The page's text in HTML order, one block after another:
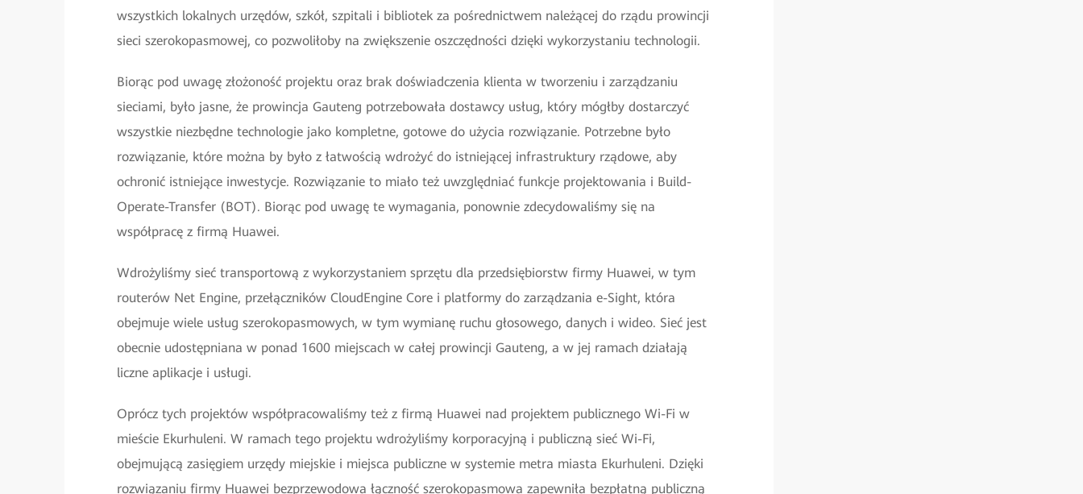
wszystkich lokalnych urzędów, szkół, szpitali i bibliotek za pośrednictwem należącej do rządu prowincji
sieci szerokopasmowej, co pozwoliłoby na zwiększenie oszczędności dzięki wykorzystaniu technologii.
Biorąc pod uwagę złożoność projektu oraz brak doświadczenia klienta w tworzeniu i zarządzaniu
sieciami, było jasne, że prowincja Gauteng potrzebowała dostawcy usług, który mógłby dostarczyć
wszystkie niezbędne technologie jako kompletne, gotowe do użycia rozwiązanie. Potrzebne było
rozwiązanie, które można by było z łatwością wdrożyć do istniejącej infrastruktury rządowe, aby
ochronić istniejące inwestycje. Rozwiązanie to miało też uwzględniać funkcje projektowania i Build-
Operate-Transfer (BOT). Biorąc pod uwagę te wymagania, ponownie zdecydowaliśmy się na
współpracę z firmą Huawei.
Wdrożyliśmy sieć transportową z wykorzystaniem sprzętu dla przedsiębiorstw firmy Huawei, w tym
routerów Net Engine, przełączników CloudEngine Core i platformy do zarządzania e-Sight, która
obejmuje wiele usług szerokopasmowych, w tym wymianę ruchu głosowego, danych i wideo. Sieć jest
obecnie udostępniana w ponad 1600 miejscach w całej prowincji Gauteng, a w jej ramach działają
liczne aplikacje i usługi.
Oprócz tych projektów współpracowaliśmy też z firmą Huawei nad projektem publicznego Wi-Fi w
mieście Ekurhuleni. W ramach tego projektu wdrożyliśmy korporacyjną i publiczną sieć Wi-Fi,
obejmującą zasięgiem urzędy miejskie i miejsca publiczne w systemie metra miasta Ekurhuleni. Dzięki
rozwiązaniu firmy Huawei bezprzewodowa łączność szerokopasmowa zapewniła bezpłatną publiczną